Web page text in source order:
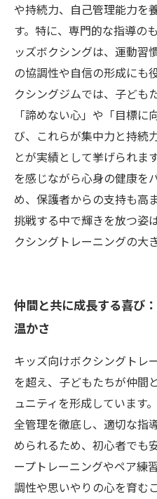
や持続力、自己管理能力を
す。特に、専門的な指導の
ッズボクシングは、運動習
の協調性や自信の形成にも
クシングジムでは、子ども
「諦めない心」や「目標
び、これらが集中力と持続
とが実績として挙げられま
を感じながら心身の健康を
め、保護者からの支持も高
挑戦する中で輝きを放つ姿
クシングトレーニングの大
仲間と共に成長する喜び
温かさ
キッズ向けボクシングトレ
を超え、子どもたちが仲間
ュニティを形成しています
全管理を徹底し、適切な指
められるため、初心者でも
ープトレーニングやペア練
調性や思いやりの心を育む